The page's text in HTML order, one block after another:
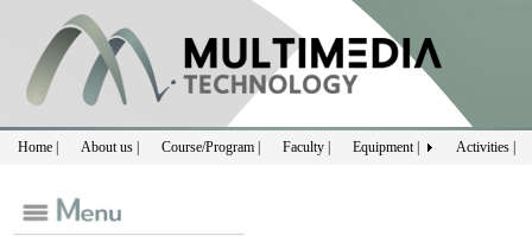
Home | About us | Course/Program | Faculty | Equipment | Activities |